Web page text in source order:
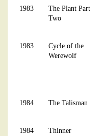
1983
The Plant Part
Two
1983
Cycle of the
Werewolf
1984 The Talisman
1984 Thinner